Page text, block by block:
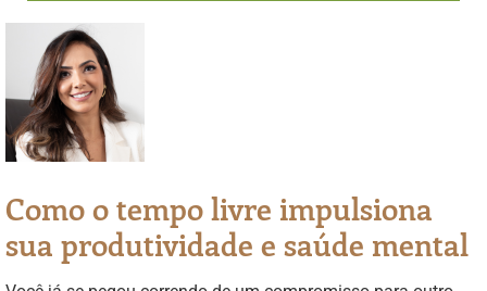
Como o tempo livre impulsiona
sua produtividade e saúde mental